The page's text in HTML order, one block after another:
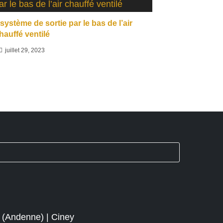
de sortie par le bas de l’air
ventilé
juillet 29, 2023
| Ciney